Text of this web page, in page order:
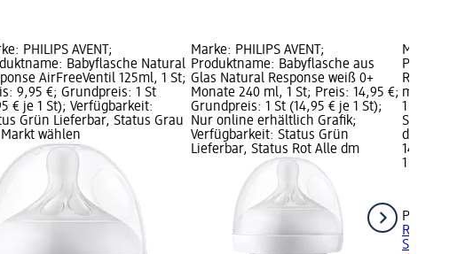
PHILIPS AVENT;
Babyflasche Natural
AirFreeVentil 125ml, 1 St;
9,95 €; Grundpreis: 1 St
€ je 1 St); Verfügbarkeit:
Grün Lieferbar, Status Grau
wählen
Marke: PHILIPS AVENT;
Produktname: Babyflasche aus
Glas Natural Response weiß 0+
Monate 240 ml, 1 St; Preis: 14,95 €;
Grundpreis: 1 St (14,95 € je 1 St);
Nur online erhältlich Grafik;
Verfügbarkeit: Status Grün
Lieferbar, Status Rot Alle dm
Marke:
Response
ml, 1 St;
1 St (14,95
Status
dm Markt
14,95 €
1 St (14,95
PHILIPS
Response
St